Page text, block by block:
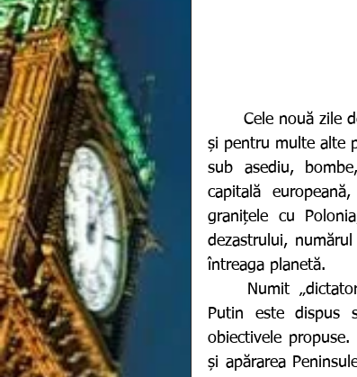
și pentru multe alte
sub asediu,
capitală
granițele cu
dezastrului,
întreaga planetă.
Putin este dispus
obiectivele
și apărarea